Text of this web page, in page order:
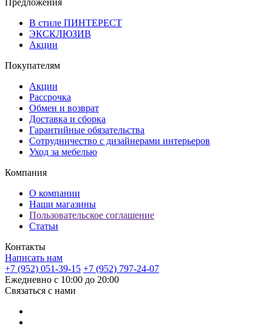
В стиле ПИНТЕРЕСТ
ЭКСКЛЮЗИВ
Акции
Покупателям
Акции
Рассрочка
Обмен и возврат
Доставка и сборка
Гарантийные обязательства
Сотрудничество с дизайнерами интерьеров
Уход за мебелью
Компания
О компании
Наши магазины
Пользовательское соглашение
Статьи
Контакты
Написать нам
+7 (952) 051-39-15 +7 (952) 797-24-07
Ежедневно с 10:00 до 20:00
Связаться с нами